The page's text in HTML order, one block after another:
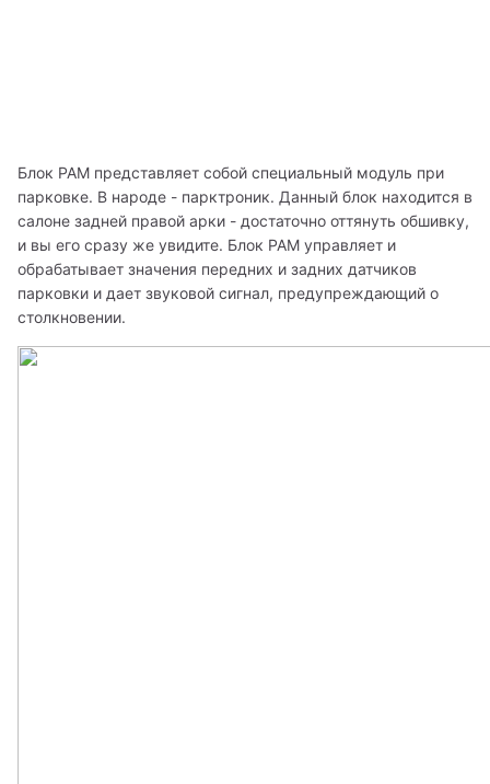
Блок PAM представляет собой специальный модуль при
парковке. В народе - парктроник. Данный блок находится в
салоне задней правой арки - достаточно оттянуть обшивку,
и вы его сразу же увидите. Блок PAM управляет и
обрабатывает значения передних и задних датчиков
парковки и дает звуковой сигнал, предупреждающий о
столкновении.